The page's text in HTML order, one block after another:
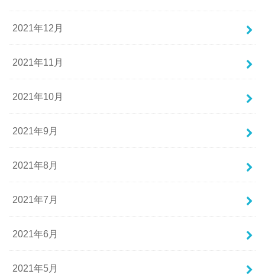
2021年12月
2021年11月
2021年10月
2021年9月
2021年8月
2021年7月
2021年6月
2021年5月